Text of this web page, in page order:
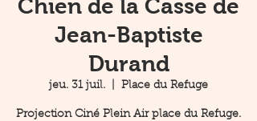
Chien de la Casse de
Jean-Baptiste
Durand
jeu. 31 juil. Place du Refuge
Projection Ciné Plein Air place du Refuge.